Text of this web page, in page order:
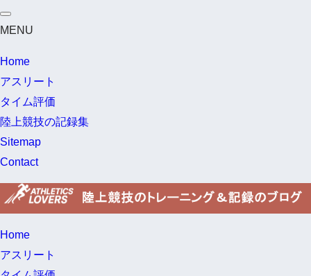
MENU
Home
アスリート
タイム評価
陸上競技の記録集
Sitemap
Contact
Home
アスリート